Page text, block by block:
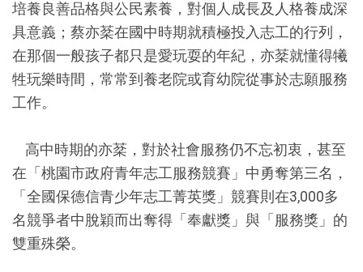
培養良善品格與公民素養，對個人成長及人格養成深
具意義；蔡亦棻在國中時期就積極投入志工的行列，
在那個一般孩子都只是愛玩耍的年紀，亦棻就懂得犧
牲玩樂時間，常常到養老院或育幼院從事於志願服務
工作。
高中時期的亦棻，對於社會服務仍不忘初衷，甚至
在「桃園市政府青年志工服務競賽」中勇奪第三名，
「全國保德信青少年志工菁英獎」競賽則在3,000多
名競爭者中脫穎而出奪得「奉獻獎」與「服務獎」的
雙重殊榮。